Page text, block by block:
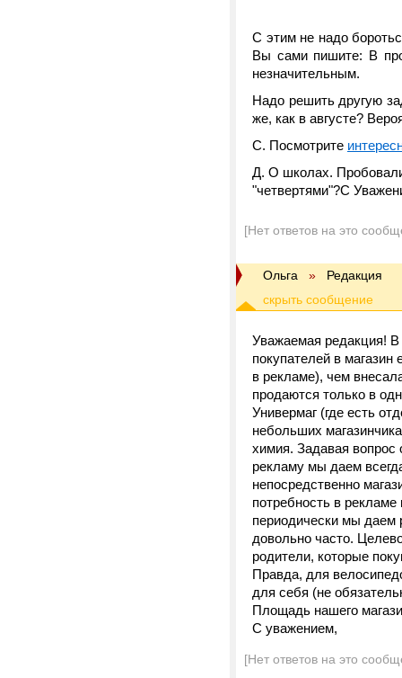
С этим не надо
Вы сами пишите: В
незначительным.
Надо решить другую
же, как в августе?
С. Посмотрите
Д. О школах.
"четвертями"?С
[Нет ответов на это
Ольга » Редакция
Уважаемая редакция!
покупателей в
в рекламе), чем
продаются только в
Универмаг (где есть
небольших
химия. Задавая вопрос
рекламу мы даем
непосредственно
потребность в
периодически мы даем
довольно часто.
родители, которые
Правда, для
для себя (не
Площадь нашего
С уважением,
[Нет ответов на это